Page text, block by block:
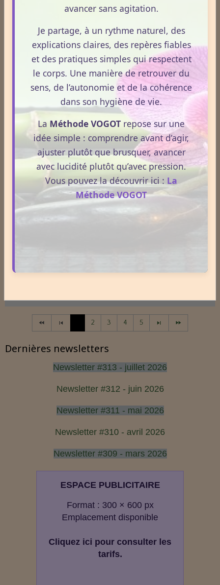
réglementation française de 2026, afin de mieux
comprendre comment le CBD s’intègre dans une
approche globale de prévention.
CBD : l'anti-inflammatoire du 21ème siècle.
Le 13/05/2026
Le CBD occupe une place croissante dans les
discussions autour du bien‑être et de la prévention.
Souvent présenté comme un allié naturel, il suscite
un intérêt grandissant pour ses usages externes et
son interaction avec le système endocannabinoïde.
Cet article propose une mise au point claire, moderne
et conforme à la réglementation française de 2026.
Lire la suite
La nuit n’est pas ce que vous croyez : comprendre ce qui
prépare réellement le réveil.
Le 08/04/2026
La nuit n’est pas seulement un moment de repos.
C’est une phase où le terrain se réorganise, se
2 3 4 5
Dernières newsletters
Newsletter #313 - juillet 2026
Newsletter #312 - juin 2026
Newsletter #311 - mai 2026
Newsletter #310 - avril 2026
Newsletter #309 - mars 2026
ESPACE PUBLICITAIRE
Format : 300 × 600 px
Emplacement disponible
Cliquez ici pour consulter les
tarifs.
avancer sans agitation.
Je partage, à un rythme naturel, des
explications claires, des repères fiables
et des pratiques simples qui respectent
le corps. Une manière de retrouver du
sens, de l’autonomie et de la cohérence
dans son hygiène de vie.
La Méthode VOGOT repose sur une
idée simple : comprendre avant d’agir,
ajuster plutôt que brusquer, avancer
avec lucidité plutôt qu’avec pression.
Vous pouvez la découvrir ici : La
Méthode VOGOT